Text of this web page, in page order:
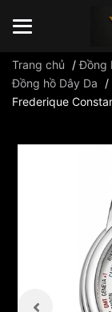
Đồng hồ casio
Trang chủ /Đồng
Đồng hồ Dây Da
/
Frederique